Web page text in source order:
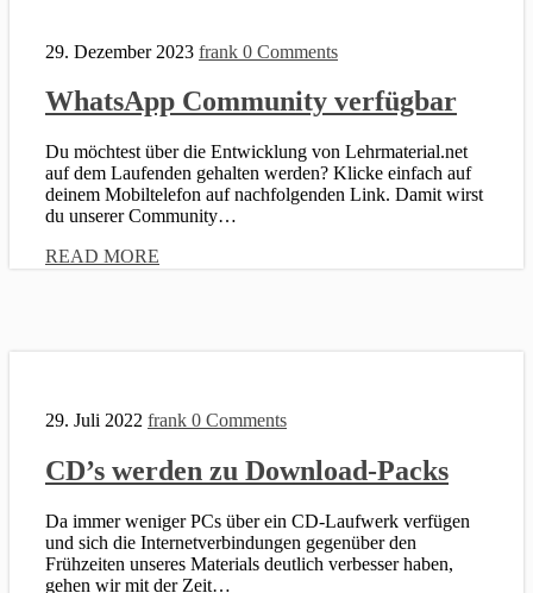
29. Dezember 2023 frank 0 Comments
WhatsApp Community verfügbar
Du möchtest über die Entwicklung von Lehrmaterial.net
auf dem Laufenden gehalten werden? Klicke einfach auf
deinem Mobiltelefon auf nachfolgenden Link. Damit wirst
du unserer Community…
READ MORE
29. Juli 2022 frank 0 Comments
CD’s werden zu Download-Packs
Da immer weniger PCs über ein CD-Laufwerk verfügen
und sich die Internetverbindungen gegenüber den
Frühzeiten unseres Materials deutlich verbesser haben,
gehen wir mit der Zeit…